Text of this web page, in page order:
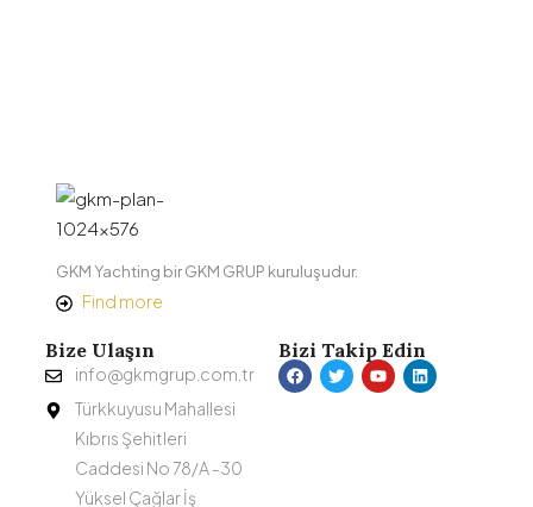
GKM Yachting bir GKM GRUP kuruluşudur.
Find more
Bize Ulaşın
info@gkmgrup.com.tr
Türkkuyusu Mahallesi
Kıbrıs Şehitleri
Caddesi No 78/A -30
Yüksel Çağlar İş
Bizi Takip Edin